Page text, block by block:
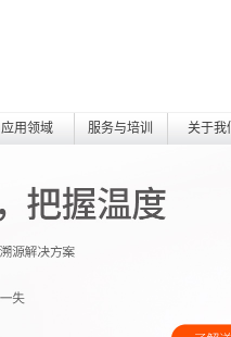
应用领域 服务与培训 关于我